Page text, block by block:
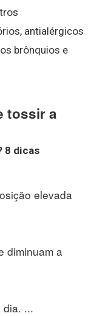
antialérgicos
brônquios e
tossir a
8 dicas
elevada
diminuam a
dia. ...